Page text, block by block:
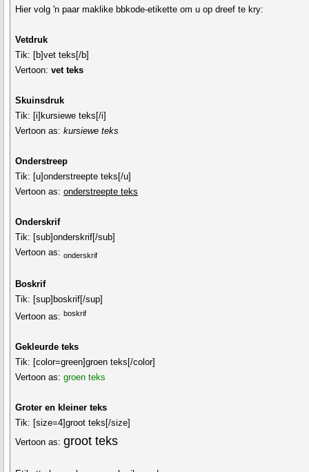
Hier volg 'n paar maklike bbkode-etikette om u op dreef te kry:
Vetdruk
Tik: [b]vet teks[/b]
Vertoon:vet teks
Skuinsdruk
Tik: [i]kursiewe teks[/i]
Vertoon as:kursiewe teks
Onderstreep
Tik: [u]onderstreepte teks[/u]
Vertoon as:onderstreepte teks
Onderskrif
Tik: [sub]onderskrif[/sub]
Vertoon as:onderskrif
Boskrif
Tik: [sup]boskrif[/sup]
Vertoon as:boskrif
Gekleurde teks
Tik: [color=green]groen teks[/color]
Vertoon as:groen teks
Groter en kleiner teks
Tik: [size=4]groot teks[/size]
Vertoon as:groot teks